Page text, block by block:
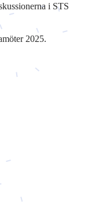
i STS
2025.